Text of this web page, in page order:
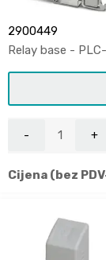
2900449
Relay base -
Cijena (bez